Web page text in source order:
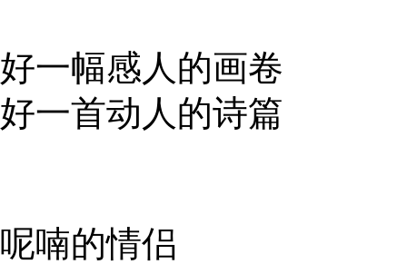
好一幅感人的画卷
好一首动人的诗篇
呢喃的情侣